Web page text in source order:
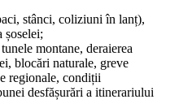
stânci, coliziuni în lanț),
șoselei;
montane, deraierea
blocări naturale, greve
regionale, condiții
desfășurări a itinerariului